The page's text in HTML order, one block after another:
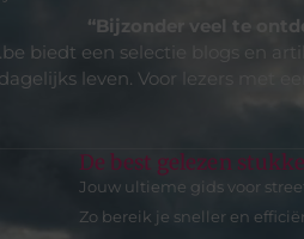
“Bijzonder veel te
biedt een selectie blogs en
dagelijks leven. Voor lezers met
De best gelezen
Jouw ultieme gids voor
Zo bereik je sneller en